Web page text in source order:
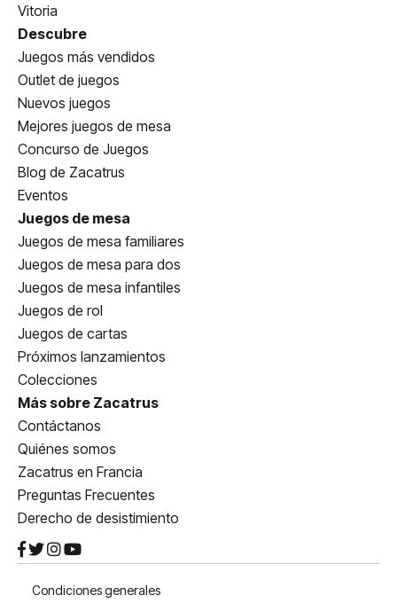
Vitoria
Descubre
Juegos más vendidos
Outlet de juegos
Nuevos juegos
Mejores juegos de mesa
Concurso de Juegos
Blog de Zacatrus
Eventos
Juegos de mesa
Juegos de mesa familiares
Juegos de mesa para dos
Juegos de mesa infantiles
Juegos de rol
Juegos de cartas
Próximos lanzamientos
Colecciones
Más sobre Zacatrus
Contáctanos
Quiénes somos
Zacatrus en Francia
Preguntas Frecuentes
Derecho de desistimiento
Condiciones generales